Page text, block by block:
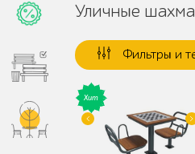
Уличные
Фильтры и